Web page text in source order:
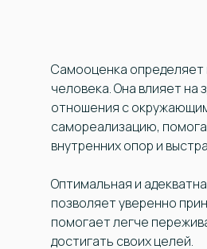
Самооценка определяет
человека. Она влияет на
отношения с
самореализацию,
внутренних опор и
Оптимальная и
позволяет уверенно
помогает легче
достигать своих целей.